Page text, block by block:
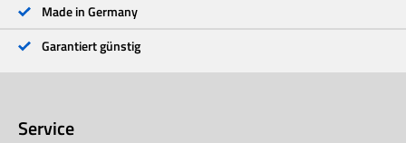
Made in Germany
Garantiert günstig
Service